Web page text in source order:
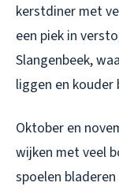
kerstdiner met
een piek in
Slangenbeek,
liggen en kouder
Oktober en
wijken met veel
spoelen